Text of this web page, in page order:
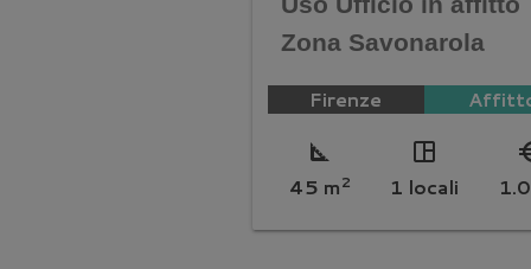
Zona Savonarola
Firenze
square_foot
45 m2
space_dashboard
1 locali